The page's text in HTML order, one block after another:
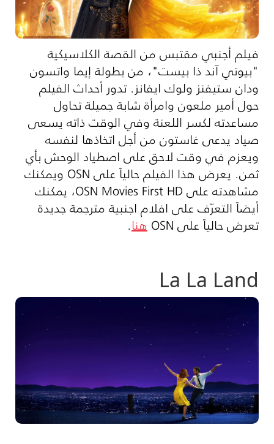
فيلم أجنبي مقتبس من القصة الكلاسيكية
"بيوتي آند ذا بيست"، من بطولة إيما واتسون
ودان ستيفنز ولوك ايفانز. تدور أحداث الفيلم
حول أمير ملعون وامرأة شابة جميلة تحاول
مساعدته لكسر اللعنة وفي الوقت ذاته يسعى
صياد يدعى غاستون من أجل اتخاذها لنفسه
ويعزم في وقت لاحق على اصطياد الوحش بأي
ثمن. يعرض هذا الفيلم حالياً على OSN ويمكنك
مشاهدته على OSN Movies First HD، يمكنك
أيضاً التعرّف على افلام اجنبية مترجمة جديدة
تعرض حالياً على OSN هنا.
La La Land